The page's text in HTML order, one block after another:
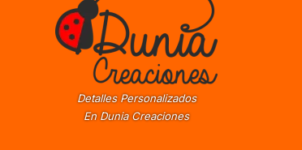
Detalles Personalizados
En Dunia Creaciones